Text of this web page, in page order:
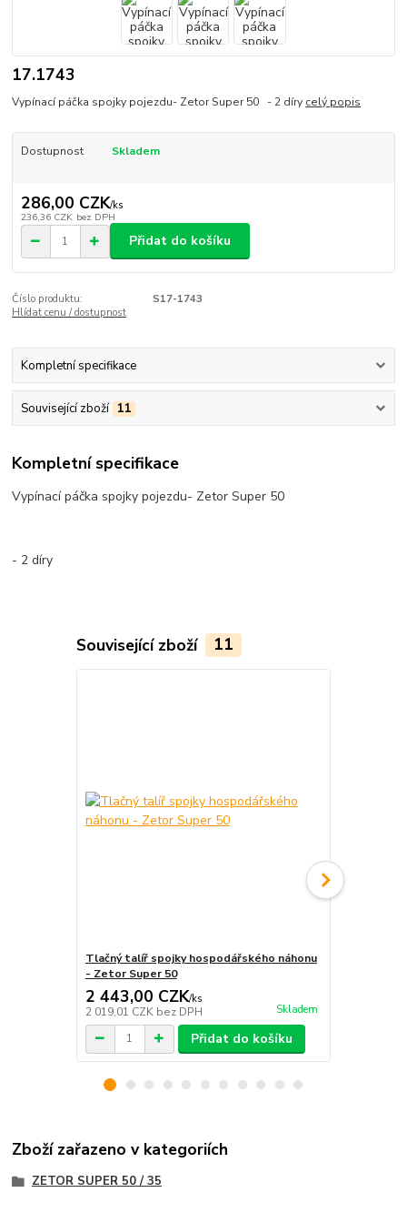
17.1743
Vypínací páčka spojky pojezdu- Zetor Super 50 - 2 díry celý popis
Dostupnost Skladem
286,00 CZK/ks
236,36 CZK bez DPH
Přidat do košíku
Číslo produktu:
S17-1743
Hlídat cenu / dostupnost
Kompletní specifikace
Související zboží 11
Kompletní specifikace
Vypínací páčka spojky pojezdu- Zetor Super 50
- 2 díry
Související zboží 11
Tlačný talíř spojky hospodářského náhonu
- Zetor Super 50
2 443,00 CZK/ks
2 019,01 CZK bez DPH Skladem
Přidat do košíku
Zboží zařazeno v kategoriích
ZETOR SUPER 50 / 35